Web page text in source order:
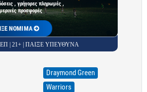
, γρήγορες πληρωμές ,
προσφορές
ΝΟΜΙΜΑ
| 21+ | ΠΑΙΞΕ ΥΠΕΥΘΥΝΑ
Draymond Green
Warriors